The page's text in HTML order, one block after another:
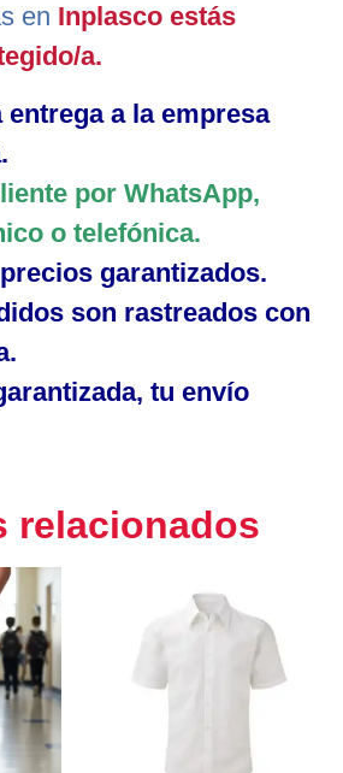
en Inplasco estás
a.
entrega a la empresa
por WhatsApp,
o telefónica.
garantizados.
son rastreados con
tu envío
relacionados